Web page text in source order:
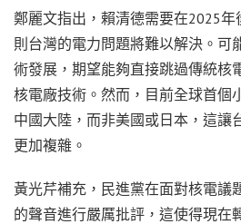
鄭麗文指出，賴清德需要在2025
則台灣的電力問題將難以解決。可
術發展，期望能夠直接跳過傳統核
核電廠技術。然而，目前全球首個
中國大陸，而非美國或日本，這讓
更加複雜。
黃光芹補充，民進黨在面對核電議
的聲音進行嚴厲批評，這使得現在